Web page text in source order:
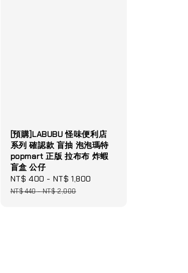
[預購]LABUBU 怪味便利店
系列 確認款 盲抽 泡泡瑪特
popmart 正版 拉布布 炸蝦
盲盒 公仔
Sale
price
NT$ 400 - NT$ 1,800
NT$ 440-NT$ 2,000